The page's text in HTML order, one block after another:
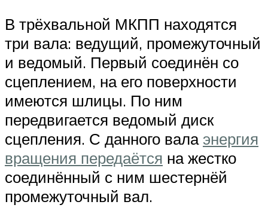
В трёхвальной МКПП находятся
три вала: ведущий, промежуточный
и ведомый. Первый соединён со
сцеплением, на его поверхности
имеются шлицы. По ним
передвигается ведомый диск
сцепления. С данного валаэнергия
вращения передаётся на жестко
соединённый с ним шестернёй
промежуточный вал.